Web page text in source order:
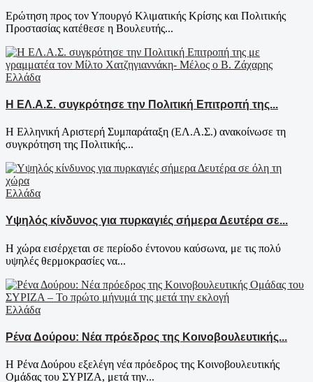
Ερώτηση προς τον Υπουργό Κλιματικής Κρίσης και Πολιτικής
Προστασίας κατέθεσε η Βουλευτής...
Ελλάδα
Η ΕΛ.Α.Σ. συγκρότησε την Πολιτική Επιτροπή της...
Η Ελληνική Αριστερή Συμπαράταξη (ΕΛ.Α.Σ.) ανακοίνωσε τη
συγκρότηση της Πολιτικής...
Ελλάδα
Υψηλός κίνδυνος για πυρκαγιές σήμερα Δευτέρα σε...
Η χώρα εισέρχεται σε περίοδο έντονου καύσωνα, με τις πολύ
υψηλές θερμοκρασίες να...
Ελλάδα
Ρένα Δούρου: Νέα πρόεδρος της Κοινοβουλευτικής...
Η Ρένα Δούρου εξελέγη νέα πρόεδρος της Κοινοβουλευτικής
Ομάδας του ΣΥΡΙΖΑ, μετά την...